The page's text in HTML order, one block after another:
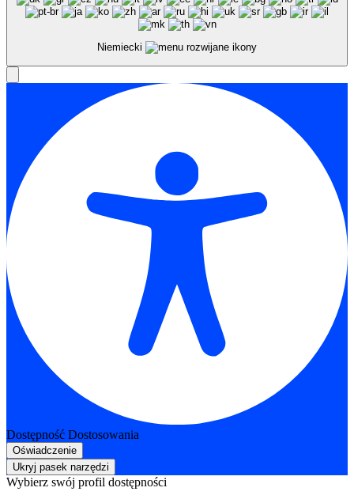
Niemiecki
Dostępność Dostosowania
Oświadczenie
Ukryj pasek narzędzi
Wybierz swój profil dostępności